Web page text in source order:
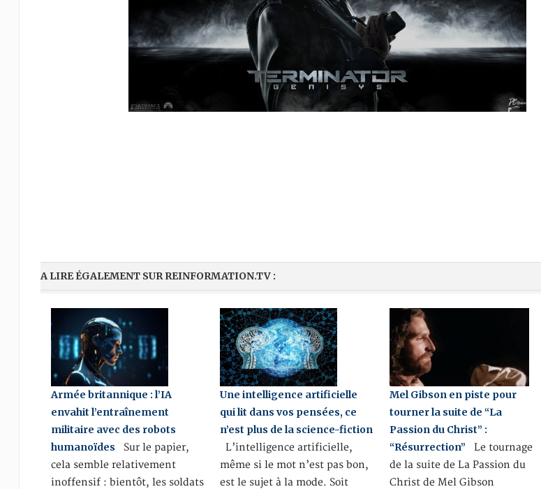
A LIRE ÉGALEMENT SUR REINFORMATION.TV :
Armée britannique : l’IA
envahit l’entraînement
militaire avec des robots
humanoïdes Sur le papier,
cela semble relativement
inoffensif : bientôt, les soldats
Une intelligence artificielle
qui lit dans vos pensées, ce
n’est plus de la science-fiction
L’intelligence artificielle,
même si le mot n’est pas bon,
est le sujet à la mode. Soit
Mel Gibson en piste pour
tourner la suite de “La
Passion du Christ” :
“Résurrection” Le tournage
de la suite de La Passion du
Christ de Mel Gibson